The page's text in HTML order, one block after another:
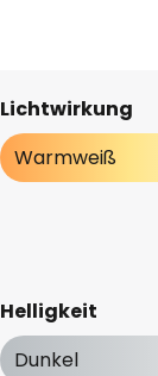
Lichtwirkung
Warmweiß
Helligkeit
Dunkel